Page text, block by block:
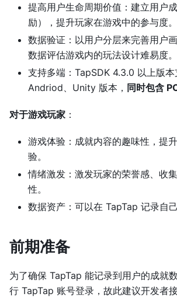
提高用户生命周期价值：建立用户
励），提升玩家在游戏中的参与度。
数据验证：以用户分层来完善用户
数据评估游戏内的玩法设计难易度。
支持多端：TapSDK 4.3.0 以上版本
Andriod、Unity 版本， 同时包含
对于游戏玩家 ：
游戏体验：成就内容的趣味性，提
验。
情绪激发：激发玩家的荣誉感、收
性。
数据资产：可以在 TapTap 记录自
前期准备
为了确保 TapTap 能记录到用户的成就
行 TapTap 账号登录，故此建议开发者